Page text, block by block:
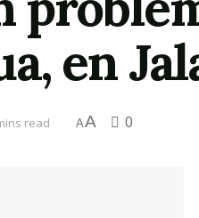
en
read AA 0